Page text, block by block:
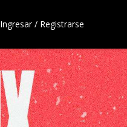
Ingresar / Registrarse